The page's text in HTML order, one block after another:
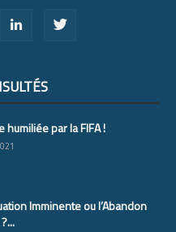
humiliée par la FIFA !
Imminente ou l’Abandon